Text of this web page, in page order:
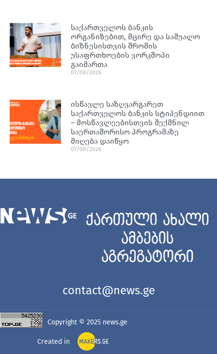
საქართველოს ბანკის
ორგანიზებით, მცირე და საშუალო
ბიზნესისთვის შრომის
უსაფრთხოების ვორკშოპი
გაიმართა
07/08/2026
ისწავლე საზღვარგარეთ
საქართველოს ბანკის სტიპენდიით
– მოსწავლეებისთვის შექმნილ
საერთაშორისო პროგრამაზე
მიღება დაიწყო
07/08/2026
ქართული ახალი
ამბების
აგრეგატორი
contact@news.ge
Copyright © 2025 news.ge
Created in